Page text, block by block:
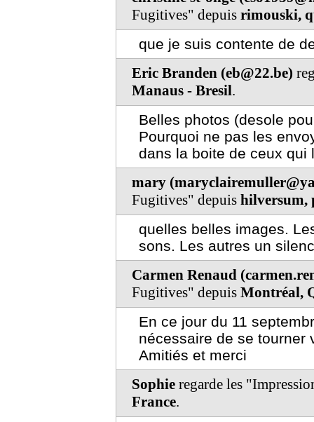
Fugitives" depuis rimouski,
que je suis contente de
Eric Branden (eb@22.be)
Manaus - Bresil.
Belles photos (desole
Pourquoi ne pas les
dans la boite de ceux qui
mary
Fugitives" depuis hilversum,
quelles belles images.
sons. Les autres un
Carmen Renaud
Fugitives" depuis Montréal,
En ce jour du 11
nécessaire de se tourner
Amitiés et merci
Sophie regarde les
France.